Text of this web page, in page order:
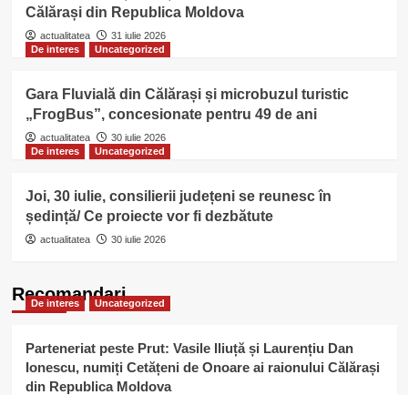
Călărași din Republica Moldova
actualitatea
31 iulie 2026
De interes
Uncategorized
Gara Fluvială din Călărași și microbuzul turistic
„FrogBus”, concesionate pentru 49 de ani
actualitatea
30 iulie 2026
De interes
Uncategorized
Joi, 30 iulie, consilierii județeni se reunesc în
ședință/ Ce proiecte vor fi dezbătute
actualitatea 30 iulie 2026
Recomandari
De interes Uncategorized
Parteneriat peste Prut: Vasile Iliuță și Laurențiu Dan
Ionescu, numiți Cetățeni de Onoare ai raionului Călărași
din Republica Moldova